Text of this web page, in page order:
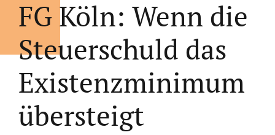
FG Köln: Wenn die
Steuerschuld das
Existenzminimum
übersteigt